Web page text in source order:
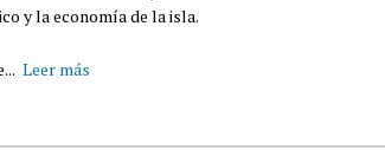
y la economía de la isla.
Leer más